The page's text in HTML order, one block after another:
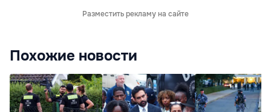
Разместить рекламу на сайте
Похожие новости